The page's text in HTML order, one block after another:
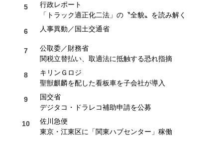
行政レポート
「トラック適正化二法」の〝全貌〟を読み解く
人事異動／国土交通省
公取委／財務省
関税立替払い、取適法に抵触する恐れ指摘
キリンＧロジ
聖獣麒麟を配した看板車を子会社が導入
国交省
デジタコ・ドラレコ補助申請を公募
佐川急便
東京・江東区に「関東ハブセンター」稼働